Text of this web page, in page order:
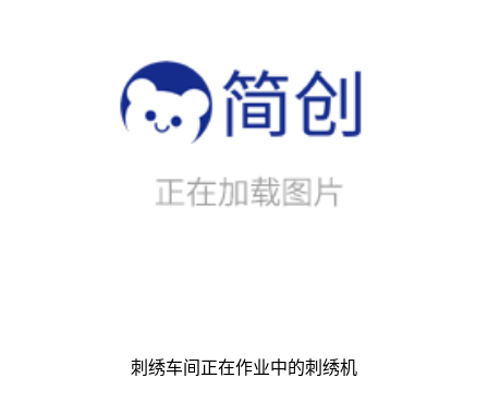
刺绣车间正在作业中的刺绣机